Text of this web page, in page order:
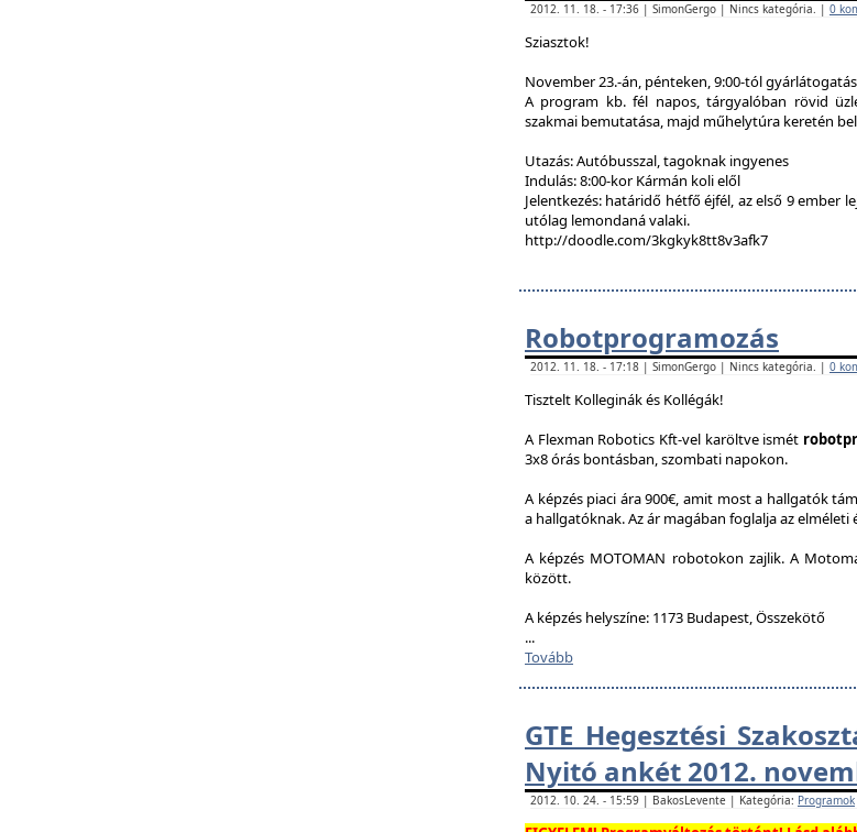
2012. 11. 18. - 17:36 | SimonGergo | Nincs kategória. | 0
Sziasztok!
November 23.-án, pénteken, 9:00-tól
A program kb. fél napos, tárgyalóban rövid
szakmai bemutatása, majd műhelytúra keretén
Utazás: Autóbusszal, tagoknak ingyenes
Indulás: 8:00-kor Kármán koli elől
Jelentkezés: határidő hétfő éjfél, az első 9 ember
utólag lemondaná valaki.
http://doodle.com/3kgkyk8tt8v3afk7
Robotprogramozás
2012. 11. 18. - 17:18 | SimonGergo | Nincs kategória. | 0
Tisztelt Kolleginák és Kollégák!
A Flexman Robotics Kft-vel karöltve ismét
3x8 órás bontásban, szombati napokon.
A képzés piaci ára 900€, amit most a hallgatók
a hallgatóknak. Az ár magában foglalja az
A képzés MOTOMAN robotokon zajlik. A
között.
A képzés helyszíne: 1173 Budapest, Összekötő
...
Tovább
GTE Hegesztési
Nyitó ankét 2012.
2012. 10. 24. - 15:59 | BakosLevente | Kategória: Programok